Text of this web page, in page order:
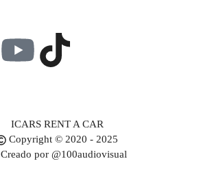
ICARS RENT A CAR
Copyright © 2020 - 2025
Creado por @100audiovisual